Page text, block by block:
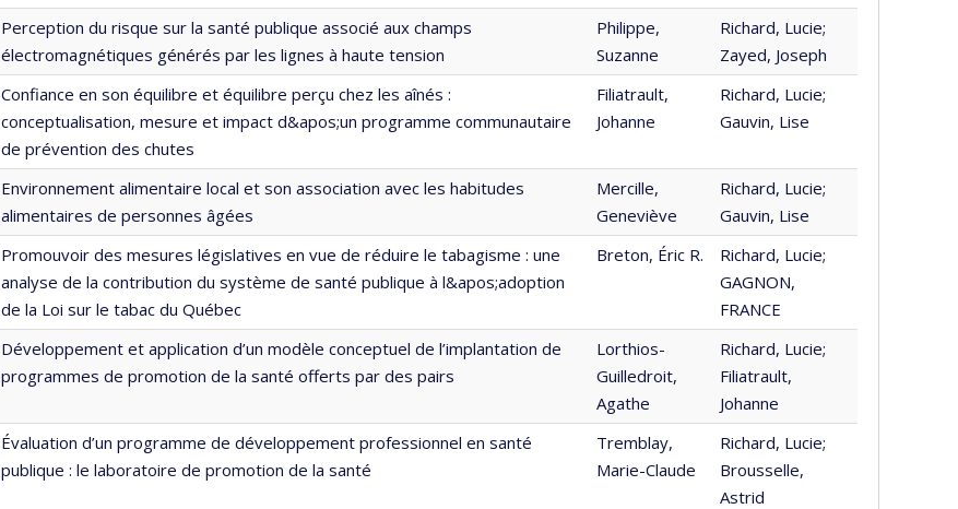
Perception du risque sur la santé publique associé aux champs
électromagnétiques générés par les lignes à haute tension
Philippe,
Suzanne
Richard, Lucie;
Zayed, Joseph
Confiance en son équilibre et équilibre perçu chez les aînés :
conceptualisation, mesure et impact d&apos;un programme communautaire
de prévention des chutes
Filiatrault,
Johanne
Richard, Lucie;
Gauvin, Lise
Environnement alimentaire local et son association avec les habitudes
alimentaires de personnes âgées
Mercille,
Geneviève
Richard, Lucie;
Gauvin, Lise
Promouvoir des mesures législatives en vue de réduire le tabagisme : une
analyse de la contribution du système de santé publique à l&apos;adoption
de la Loi sur le tabac du Québec
Breton, Éric R.
Richard, Lucie;
GAGNON,
FRANCE
Développement et application d’un modèle conceptuel de l’implantation de
programmes de promotion de la santé offerts par des pairs
Lorthios-
Guilledroit,
Agathe
Richard, Lucie;
Filiatrault,
Johanne
Évaluation d’un programme de développement professionnel en santé
publique : le laboratoire de promotion de la santé
Tremblay,
Marie-Claude
Richard, Lucie;
Brousselle,
Astrid